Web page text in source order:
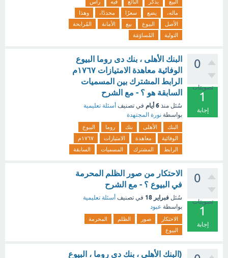
البيع يذكر البائع فيه
رأس
ماله،
يضع سعرًا محددًا،
وهذا
الأصل
البيوع بيع الأمانة
المُرابحة
التولية
المُساوَمَة
0
تصويتات
1
إجابة
البنك الأهلى ، بنك دى روما البيوع
الوفائية معاهدة الامتيازات ١٧٦٧م
الرابط المشترك بين المسميات
السابقة هو ؟ - مع الشرح
سُئل منذ 6 أيام في تصنيف أسئلة تعليمية
بواسطة نورة المجتهدة
البنك الأهلى بنك روما
البيوع
الوفائية
معاهدة الامتيازات
١٧٦٧م
الرابط
المشترك المسميات السابقة
0
تصويتات
1
إجابة
الاحتكار من صور الظلم المحرمة
في البيوع ؟ - مع الشرح
سُئل فبراير 18 في تصنيف أسئلة تعليمية
بواسطة عبود
الاحتكار صور الظلم
المحرمة
البيوع
(البنك الأهلى ، بنك دى روما ، البيوع